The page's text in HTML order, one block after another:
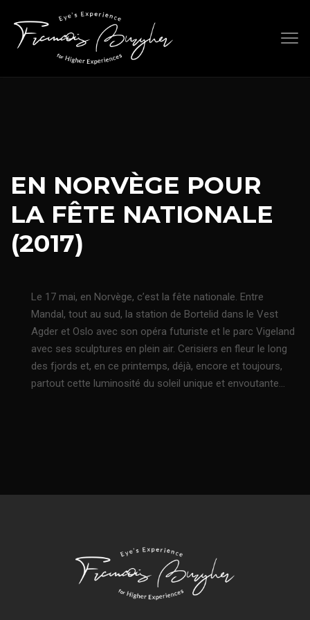
content
EN NORVÈGE POUR
LA FÊTE NATIONALE
(2017)
Le 17 mai, en Norvège, c’est la fête nationale. Entre
Mandal, tout au sud, la station de Bortelid dans le Vest
Agder et Oslo avec son opéra futuriste et le parc Vigeland
avec ses sculptures en plein air. Cerisiers en fleur le long
des fjords et, en ce printemps, déjà, encore et toujours,
partout cette luminosité du soleil unique et envoutante…